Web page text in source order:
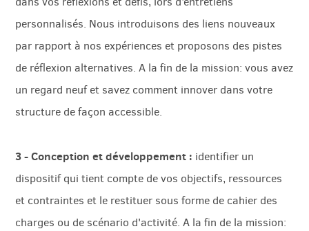
personnalisés. Nous introduisons des liens nouveaux
par rapport à nos expériences et proposons des pistes
de réflexion alternatives. A la fin de la mission: vous avez
un regard neuf et savez comment innover dans votre
structure de façon accessible.
3 - Conception et développement : identifier un
dispositif qui tient compte de vos objectifs, ressources
et contraintes et le restituer sous forme de cahier des
charges ou de scénario d'activité. A la fin de la mission: